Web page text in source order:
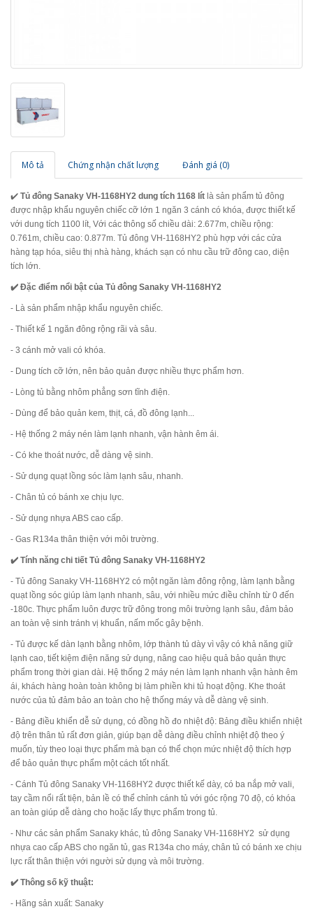
Mô tả Chứng nhận chất lượng Đánh giá (0)
✔️ Tủ đông Sanaky VH-1168HY2 dung tích 1168 lít là sản phẩm tủ đông
được nhập khẩu nguyên chiếc cỡ lớn 1 ngăn 3 cánh có khóa, được thiết kế
với dung tích 1100 lít, Với các thông số chiều dài: 2.677m, chiều rộng:
0.761m, chiều cao: 0.877m. Tủ đông VH-1168HY2 phù hợp với các cửa
hàng tạp hóa, siêu thị nhà hàng, khách sạn có nhu cầu trữ đông cao, diện
tích lớn.
✔️ Đặc điểm nổi bật của Tủ đông Sanaky VH-1168HY2
- Là sản phẩm nhập khẩu nguyên chiếc.
- Thiết kế 1 ngăn đông rộng rãi và sâu.
- 3 cánh mở vali có khóa.
- Dung tích cỡ lớn, nên bảo quản được nhiều thực phẩm hơn.
- Lòng tủ bằng nhôm phẳng sơn tĩnh điện.
- Dùng để bảo quản kem, thịt, cá, đồ đông lạnh...
- Hệ thống 2 máy nén làm lạnh nhanh, vận hành êm ái.
- Có khe thoát nước, dễ dàng vệ sinh.
- Sử dụng quạt lồng sóc làm lạnh sâu, nhanh.
- Chân tủ có bánh xe chịu lực.
- Sử dụng nhựa ABS cao cấp.
- Gas R134a thân thiện với môi trường.
✔️ Tính năng chi tiết Tủ đông Sanaky VH-1168HY2
- Tủ đông Sanaky VH-1168HY2 có một ngăn làm đông rộng, làm lạnh bằng
quạt lồng sóc giúp làm lạnh nhanh, sâu, với nhiều mức điều chỉnh từ 0 đến
-180c. Thực phẩm luôn được trữ đông trong môi trường lạnh sâu, đảm bảo
an toàn vệ sinh tránh vị khuẩn, nấm mốc gây bệnh.
- Tủ được kế dàn lạnh bằng nhôm, lớp thành tủ dày vì vậy có khả năng giữ
lạnh cao, tiết kiệm điện năng sử dụng, nâng cao hiệu quả bảo quản thực
phẩm trong thời gian dài. Hệ thống 2 máy nén làm lạnh nhanh vận hành êm
ái, khách hàng hoàn toàn không bị làm phiền khi tủ hoạt động. Khe thoát
nước của tủ đảm bảo an toàn cho hệ thống máy và dễ dàng vệ sinh.
- Bảng điều khiển dễ sử dụng, có đồng hồ đo nhiệt độ: Bảng điều khiển nhiệt
độ trên thân tủ rất đơn giản, giúp bạn dễ dàng điều chỉnh nhiệt độ theo ý
muốn, tùy theo loại thực phẩm mà bạn có thể chọn mức nhiệt độ thích hợp
để bảo quản thực phẩm một cách tốt nhất.
- Cánh Tủ đông Sanaky VH-1168HY2 được thiết kế dày, có ba nắp mở vali,
tay cầm nổi rất tiện, bản lề có thể chỉnh cánh tủ với góc rộng 70 độ, có khóa
an toàn giúp dễ dàng cho hoặc lấy thực phẩm trong tủ.
- Như các sản phẩm Sanaky khác, tủ đông Sanaky VH-1168HY2 sử dụng
nhựa cao cấp ABS cho ngăn tủ, gas R134a cho máy, chân tủ có bánh xe chịu
lực rất thân thiện với người sử dụng và môi trường.
✔️ Thông số kỹ thuật:
- Hãng sản xuất: Sanaky